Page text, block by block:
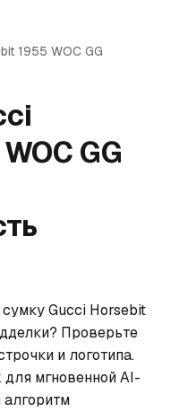
1955 WOC GG
GG
Gucci Horsebit
Проверьте
и логотипа.
мгновенной AI-